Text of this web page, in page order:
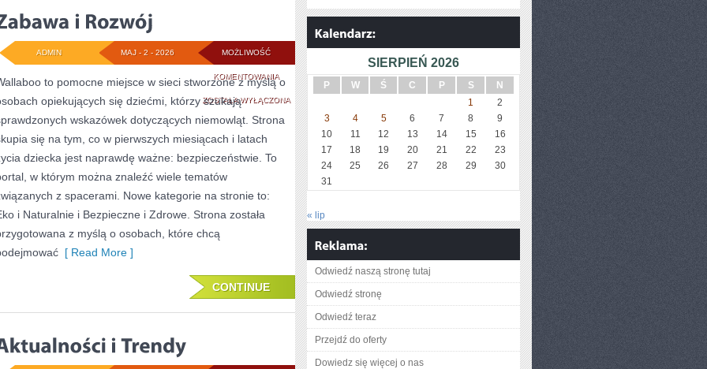
MOŻLIWOŚĆ
KOMENTOWANIAZABAWA
I
ROZWÓJ
ZOSTAŁA WYŁĄCZONA
MAJ - 2 - 2026
ADMIN
to pomocne miejsce w sieci stworzone z myślą o
opiekujących się dziećmi, którzy szukają
wskazówek dotyczących niemowląt. Strona
się na tym, co w pierwszych miesiącach i latach
dziecka jest naprawdę ważne: bezpieczeństwie. To
w którym można znaleźć wiele tematów
z spacerami. Nowe kategorie na stronie to:
i Naturalnie i Bezpieczne i Zdrowe. Strona została
z myślą o osobach, które chcą
[ Read More ]
CONTINUE
SIERPIEŃ 2026
P W Ś C P S
N
1
2
3
4 5 6 7 8
9
10
11 12 13 14 15
16
17
18 19 20 21 22
23
24
25 26 27 28 29
30
31
« lip
Odwiedź naszą stronę tutaj
Odwiedź stronę
Odwiedź teraz
Przejdź do oferty
Dowiedz się więcej o nas